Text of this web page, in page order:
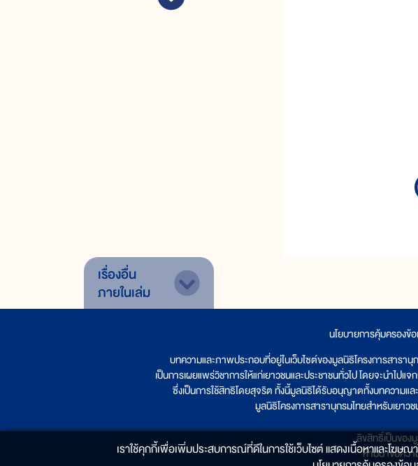
เรื่องอื่น
ภายในเล่ม
นโยบายการคุ้มครองข้
บทความและภาพประกอบที่อยู่ในเว็บไซต์ของมูลนิธิโครงการสาร
เป็นการเผยแพร่วิชาการให้แก่เยาวชนและประชาชนทั่วไป โดยจะนำไ
ซึ่งเป็นการใช้สิทธิโดยสุจริต ทั้งนี้มูลนิธิได้รับอนุญาตทั้งบทความแล
มูลนิธิโครงการสารานุกรมไทยสำหรับเยา
ลิขสิทธิ์เป็นของ
ห้ามนำข้อคว
เราใช้คุกกี้เพื่อเพิ่มประสบการณ์ที่ดีในการใช้เว็บไซต์ แสดงเนื้อหาและโฆษณ